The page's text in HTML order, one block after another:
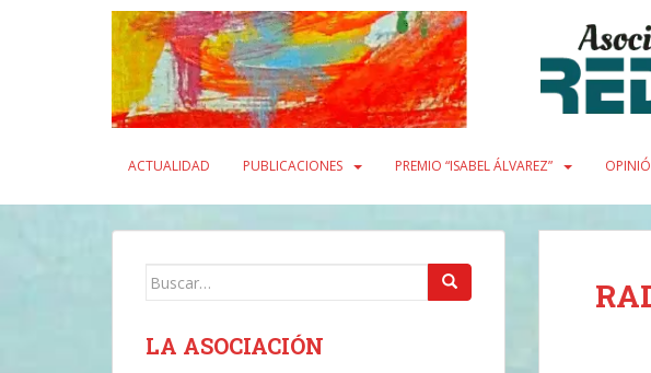
ACTUALIDAD PUBLICACIONES PREMIO “ISABEL ÁLVAREZ”
Buscar:
LA ASOCIACIÓN